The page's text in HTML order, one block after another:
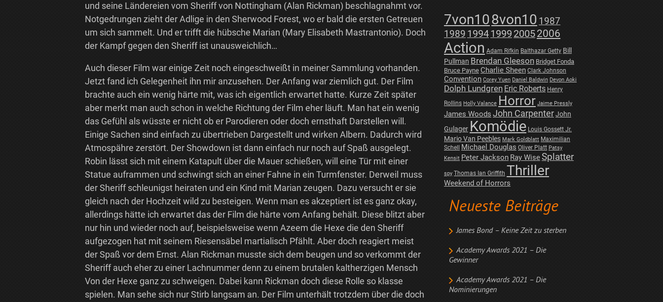
7von108von10 1987
1989 19941999 20052006
Action Adam Rifkin Balthazar Getty Bill
Pullman Brendan Gleeson Bridget Fonda
Bruce Payne Charlie Sheen Clark Johnson
Convention Corey Yuen Daniel Baldwin Devon Aoki
Dolph Lundgren Eric Roberts Henry
Rollins Holly Valance Horror Jaime Pressly
James Woods John CarpenterJohn
Gulager Komödie Louis Gossett Jr.
Mario Van Peebles Mark Goldblatt Maximilian
Schell
Michael Douglas Oliver Platt Patsy
Kensit Peter Jackson Ray WiseSplatter
spy Thomas Ian Griffith Thriller
Weekend of Horrors
Neueste Beiträge
James Bond – Keine Zeit zu sterben
Academy Awards 2021 – Die
Gewinner
Academy Awards 2021 – Die
Nominierungen
und seine Ländereien vom Sheriff von Nottingham (Alan Rickman) beschlagnahmt vor.
Notgedrungen zieht der Adlige in den Sherwood Forest, wo er bald die ersten Getreuen
um sich sammelt. Und er trifft die hübsche Marian (Mary Elisabeth Mastrantonio). Doch
der Kampf gegen den Sheriff ist unausweichlich…
Auch dieser Film war einige Zeit noch eingeschweißt in meiner Sammlung vorhanden.
Jetzt fand ich Gelegenheit ihn mir anzusehen. Der Anfang war ziemlich gut. Der Film
brachte auch ein wenig härte mit, was ich eigentlich erwartet hatte. Kurze Zeit später
aber merkt man auch schon in welche Richtung der Film eher läuft. Man hat ein wenig
das Gefühl als wüsste er nicht ob er Parodieren oder doch ernsthaft Darstellen will.
Einige Sachen sind einfach zu übertrieben Dargestellt und wirken Albern. Dadurch wird
Atmospähre zerstört. Der Showdown ist dann einfach nur noch auf Spaß ausgelegt.
Robin lässt sich mit einem Katapult über die Mauer schießen, will eine Tür mit einer
Statue auframmen und schwingt sich an einer Fahne in ein Turmfenster. Derweil muss
der Sheriff schleunigst heiraten und ein Kind mit Marian zeugen. Dazu versucht er sie
gleich nach der Hochzeit wild zu besteigen. Wenn man es akzeptiert ist es ganz okay,
allerdings hätte ich erwartet das der Film die härte vom Anfang behält. Diese blitzt aber
nur hin und wieder noch auf, beispielsweise wenn Azeem die Hexe die den Sheriff
aufgezogen hat mit seinem Riesensäbel martialisch Pfählt. Aber doch reagiert meist
der Spaß vor dem Ernst. Alan Rickman musste sich dem beugen und so verkommt der
Sheriff auch eher zu einer Lachnummer denn zu einem brutalen kaltherzigen Mensch
Von der Hexe ganz zu schweigen. Dabei kann Rickman doch diese Rolle so klasse
spielen. Man sehe sich nur Stirb langsam an. Der Film unterhält trotzdem über die doch